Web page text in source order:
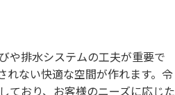
や排水システムの工夫が重要で
れない快適な空間が作れます。令
ており、お客様のニーズに応じた